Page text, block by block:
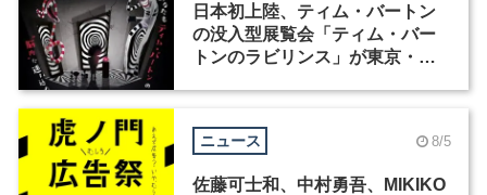
日本初上陸、ティム・バートン
の没入型展覧会「ティム・バー
トンのラビリンス」が東京・豊
ニュース 8/5
佐藤可士和、中村勇吾、MIKIKO